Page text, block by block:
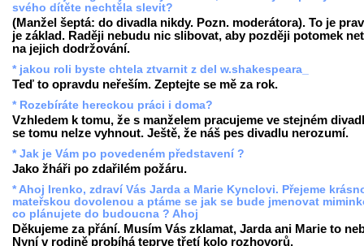
svého dítěte nechtěla slevit?
(Manžel šeptá: do divadla nikdy. Pozn. moderátora). To je
je základ. Raději nebudu nic slibovat, aby později potomek
na jejich dodržování.
* jakou roli byste chtela ztvarnit z del w.shakespeara_
Teď to opravdu neřeším. Zeptejte se mě za rok.
* Rozebíráte hereckou práci i doma?
Vzhledem k tomu, že s manželem pracujeme ve stejném
se tomu nelze vyhnout. Ještě, že náš pes divadlu nerozumí.
* Jak je Vám po povedeném představení ?
Jako žháři po zdařilém požáru.
* Ahoj Irenko, zdraví Vás Jarda a Marie Kynclovi. Přejeme
mateřskou dovolenou a ptáme se jak se bude jmenovat
co plánujete do budoucna ? Ahoj
Děkujeme za přání. Musím Vás zklamat, Jarda ani Marie to
Nyní v rodině probíhá teprve třetí kolo rozhovorů.